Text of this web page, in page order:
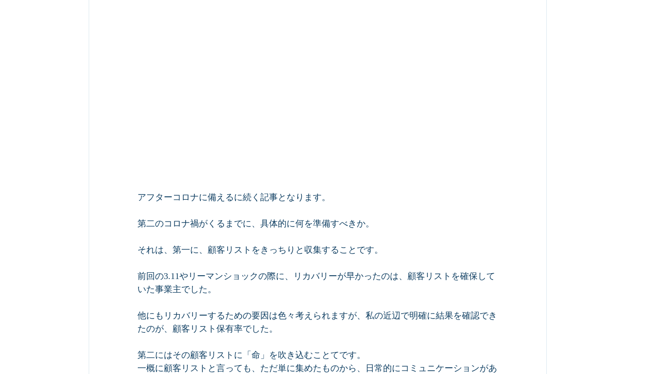
アフターコロナに備えるに続く記事となります。
第二のコロナ禍がくるまでに、具体的に何を準備すべきか。
それは、第一に、顧客リストをきっちりと収集することです。
前回の3.11やリーマンショックの際に、リカバリーが早かったのは、顧客リストを確保して
いた事業主でした。
他にもリカバリーするための要因は色々考えられますが、私の近辺で明確に結果を確認でき
たのが、顧客リスト保有率でした。
第二にはその顧客リストに「命」を吹き込むことてです。
一概に顧客リストと言っても、ただ単に集めたものから、日常的にコミュニケーションがあ